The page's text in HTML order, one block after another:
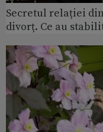
Secretul relației
divorț. Ce au